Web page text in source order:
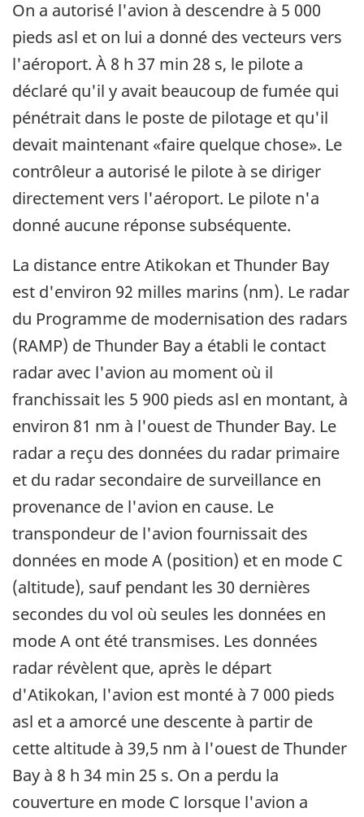
On a autorisé l'avion à descendre à 5 000
pieds asl et on lui a donné des vecteurs vers
l'aéroport. À 8 h 37 min 28 s, le pilote a
déclaré qu'il y avait beaucoup de fumée qui
pénétrait dans le poste de pilotage et qu'il
devait maintenant «faire quelque chose». Le
contrôleur a autorisé le pilote à se diriger
directement vers l'aéroport. Le pilote n'a
donné aucune réponse subséquente.
La distance entre Atikokan et Thunder Bay
est d'environ 92 milles marins (nm). Le radar
du Programme de modernisation des radars
(RAMP) de Thunder Bay a établi le contact
radar avec l'avion au moment où il
franchissait les 5 900 pieds asl en montant, à
environ 81 nm à l'ouest de Thunder Bay. Le
radar a reçu des données du radar primaire
et du radar secondaire de surveillance en
provenance de l'avion en cause. Le
transpondeur de l'avion fournissait des
données en mode A (position) et en mode C
(altitude), sauf pendant les 30 dernières
secondes du vol où seules les données en
mode A ont été transmises. Les données
radar révèlent que, après le départ
d'Atikokan, l'avion est monté à 7 000 pieds
asl et a amorcé une descente à partir de
cette altitude à 39,5 nm à l'ouest de Thunder
Bay à 8 h 34 min 25 s. On a perdu la
couverture en mode C lorsque l'avion a